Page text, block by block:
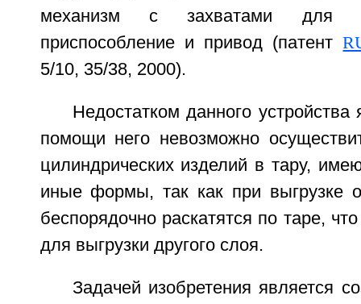
механизм с захватами для
приспособление и привод (патент
5/10, 35/38, 2000).
Недостатком данного устройства
помощи него невозможно
цилиндрических изделий в тару,
иные формы, так как при выгрузке
беспорядочно раскатятся по таре,
для выгрузки другого слоя.
Задачей изобретения является